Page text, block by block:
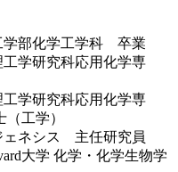
学部化学工学科 卒業
学研究科応用化学専
学研究科応用化学専
工学）
ェネシス 主任研究員
大学 化学・化学生物学